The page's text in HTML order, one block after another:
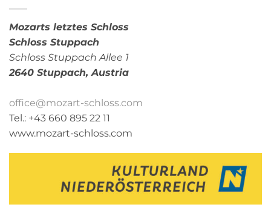
Mozarts letztes Schloss
Schloss Stuppach
Schloss Stuppach Allee 1
2640 Stuppach, Austria
office@mozart-schloss.com
Tel.: +43 660 895 22 11
www.mozart-schloss.com